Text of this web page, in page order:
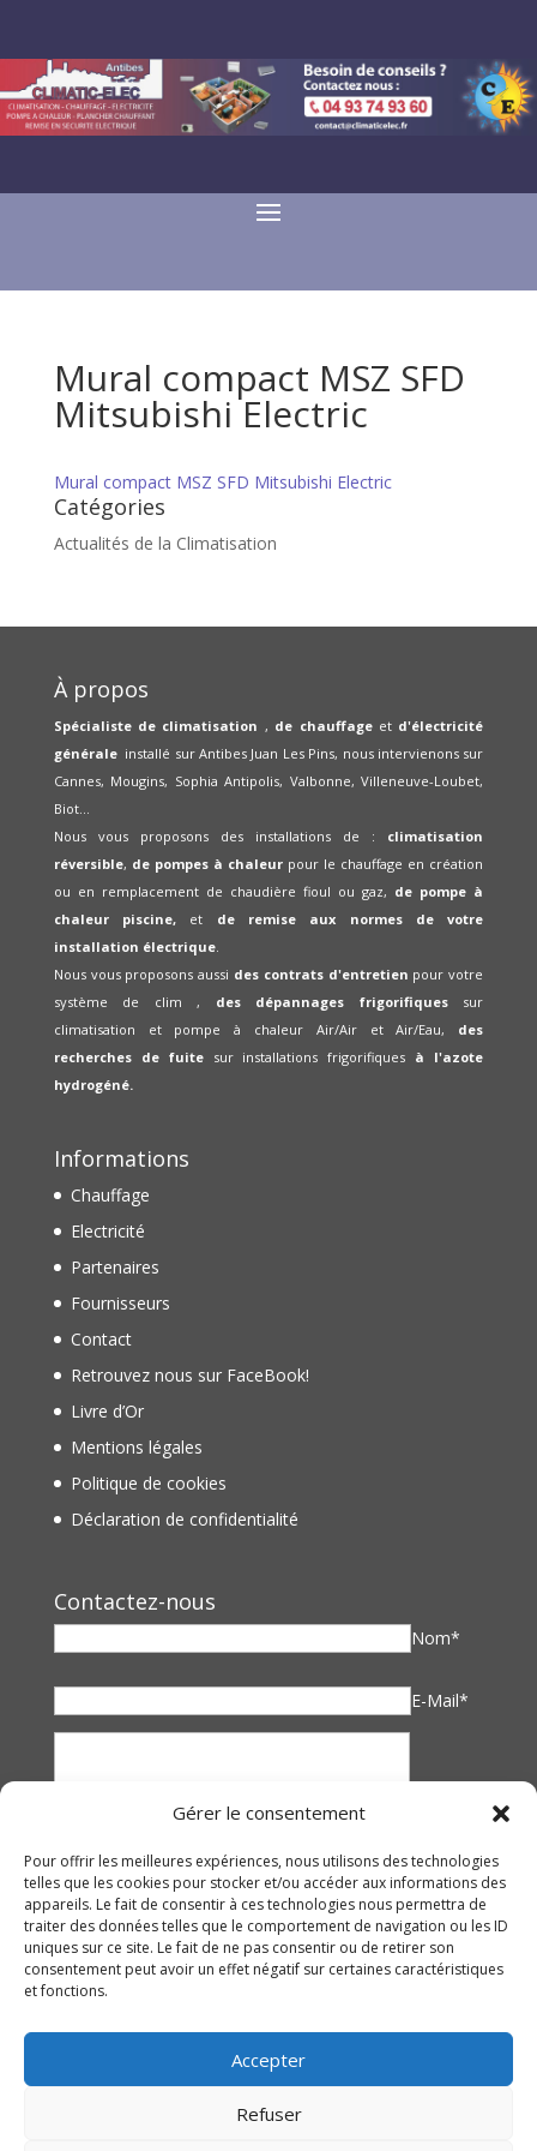
Gérer le consentement
Pour offrir les meilleures expériences, nous utilisons des technologies
telles que les cookies pour stocker et/ou accéder aux informations des
appareils. Le fait de consentir à ces technologies nous permettra de
traiter des données telles que le comportement de navigation ou les ID
uniques sur ce site. Le fait de ne pas consentir ou de retirer son
consentement peut avoir un effet négatif sur certaines caractéristiques
et fonctions.
Accepter
Refuser
Mural compact MSZ SFD
Mitsubishi Electric
Mural compact MSZ SFD Mitsubishi Electric
Catégories
Actualités de la Climatisation
À propos
Spécialiste de climatisation , de chauffageet d'électricité
générale installé sur Antibes Juan Les Pins, nous intervienons sur
Cannes, Mougins, Sophia Antipolis, Valbonne, Villeneuve-Loubet,
Biot...
Nous vous proposons des installations de : climatisation
réversible, de pompes à chaleurpour le chauffage en création
ou en remplacement de chaudière fioul ou gaz, de pompe à
chaleur piscine, et de remise aux normes de votre
installation électrique.
Nous vous proposons aussi des contrats d'entretien pour votre
système de clim , des dépannages frigorifiquessur
climatisation et pompe à chaleur Air/Air et Air/Eau, des
recherches de fuite sur installations frigorifiques à l'azote
hydrogéné.
Informations
Chauffage
Electricité
Partenaires
Fournisseurs
Contact
Retrouvez nous sur FaceBook!
Livre d’Or
Mentions légales
Politique de cookies
Déclaration de confidentialité
Contactez-nous
Nom*
E-Mail*